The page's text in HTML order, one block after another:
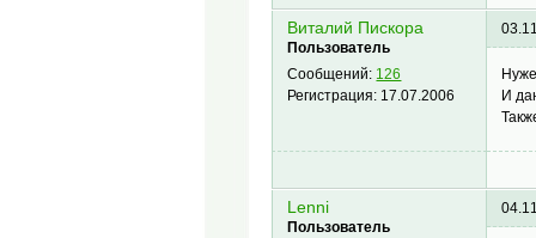
Виталий Пискора
Пользователь
Сообщений: 126
Регистрация: 17.07.2006
И
Lenni
Пользователь